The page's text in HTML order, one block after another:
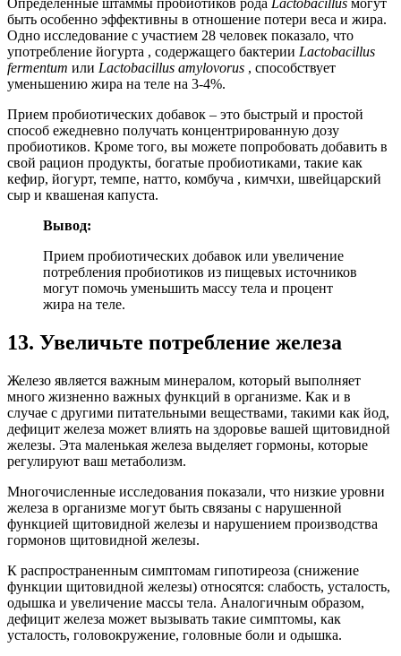
быть особенно эффективны в отношение потери веса и жира.
Одно исследование с участием 28 человек показало, что
употребление йогурта , содержащего бактерии Lactobacillus
fermentum или Lactobacillus amylovorus , способствует
уменьшению жира на теле на 3-4%.
Прием пробиотических добавок – это быстрый и простой
способ ежедневно получать концентрированную дозу
пробиотиков. Кроме того, вы можете попробовать добавить в
свой рацион продукты, богатые пробиотиками, такие как
кефир, йогурт, темпе, натто, комбуча , кимчхи, швейцарский
сыр и квашеная капуста.
Вывод:
Прием пробиотических добавок или увеличение
потребления пробиотиков из пищевых источников
могут помочь уменьшить массу тела и процент
жира на теле.
13. Увеличьте потребление железа
Железо является важным минералом, который выполняет
много жизненно важных функций в организме. Как и в
случае с другими питательными веществами, такими как йод,
дефицит железа может влиять на здоровье вашей щитовидной
железы. Эта маленькая железа выделяет гормоны, которые
регулируют ваш метаболизм.
Многочисленные исследования показали, что низкие уровни
железа в организме могут быть связаны с нарушенной
функцией щитовидной железы и нарушением производства
гормонов щитовидной железы.
К распространенным симптомам гипотиреоза (снижение
функции щитовидной железы) относятся: слабость, усталость,
одышка и увеличение массы тела. Аналогичным образом,
дефицит железа может вызывать такие симптомы, как
усталость, головокружение, головные боли и одышка.